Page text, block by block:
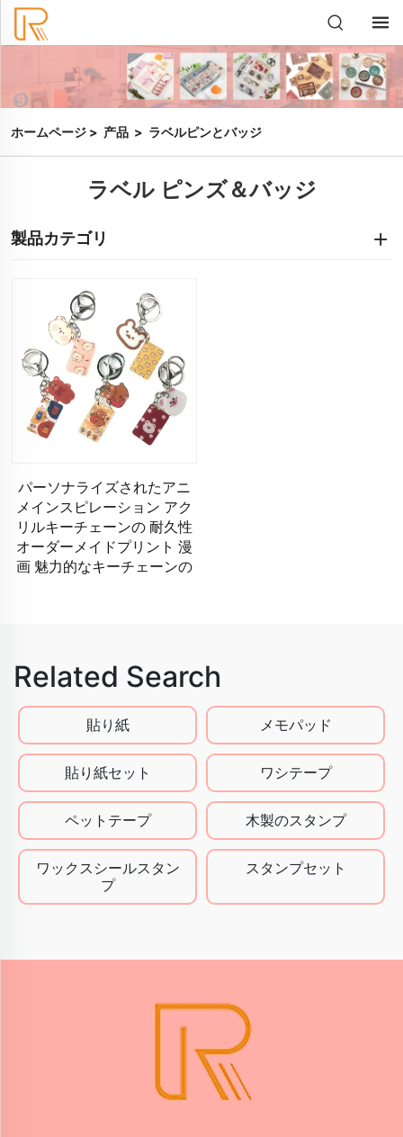
ホームページ > 产品 > ラベルピンとバッジ
ラベル ピンズ＆バッジ
製品カテゴリ
パーソナライズされたアニ
メインスピレーション アク
リルキーチェーンの 耐久性
オーダーメイドプリント 漫
画 魅力的なキーチェーンの
Related Search
貼り紙 メモパッド
貼り紙セット ワシテープ
ペットテープ 木製のスタンプ
ワックスシールスタン
プ
スタンプセット